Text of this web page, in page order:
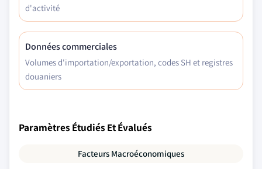
d'activité
Données commerciales
Volumes d'importation/exportation, codes SH et registres
douaniers
Paramètres Étudiés Et Évalués
Facteurs Macroéconomiques